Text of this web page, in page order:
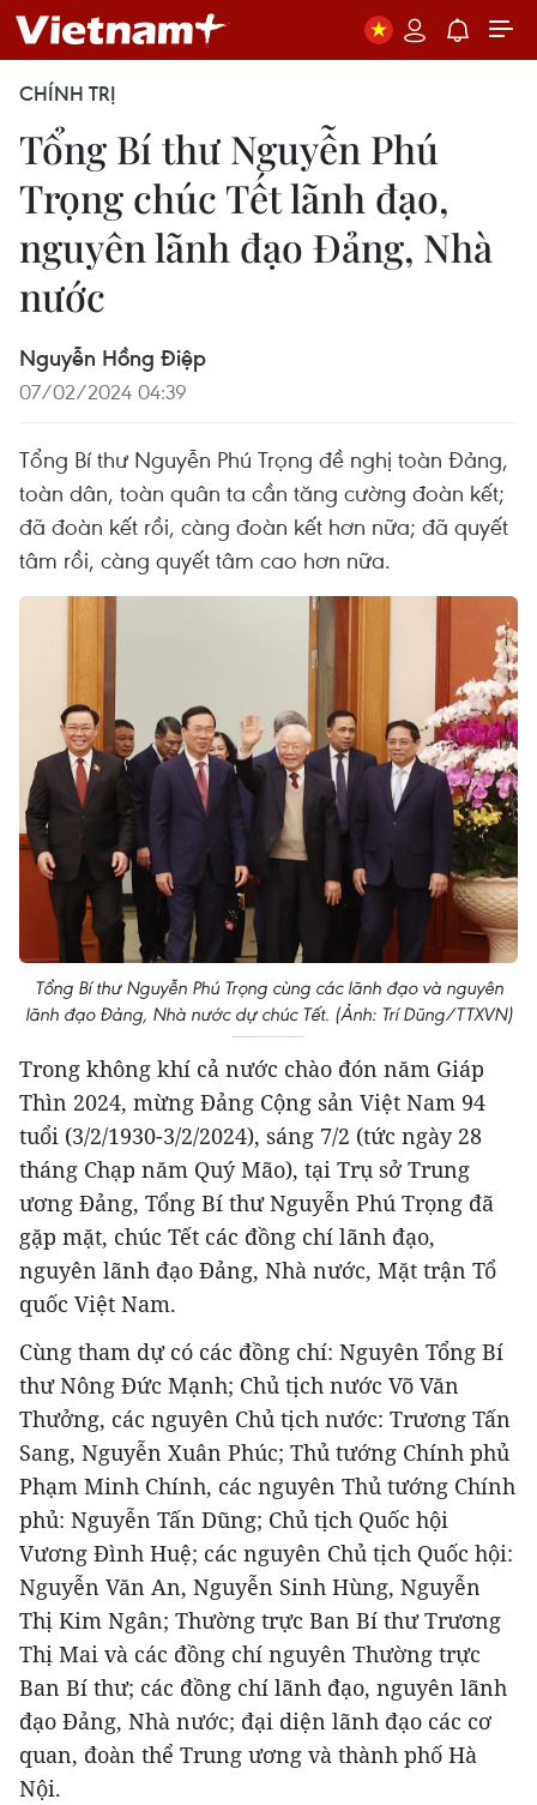
CHÍNH TRỊ
Tổng Bí thư Nguyễn Phú
Trọng chúc Tết lãnh đạo,
nguyên lãnh đạo Đảng, Nhà
nước
Nguyễn Hồng Điệp
07/02/2024 04:39
Tổng Bí thư Nguyễn Phú Trọng đề nghị toàn Đảng,
toàn dân, toàn quân ta cần tăng cường đoàn kết;
đã đoàn kết rồi, càng đoàn kết hơn nữa; đã quyết
tâm rồi, càng quyết tâm cao hơn nữa.
Tổng Bí thư Nguyễn Phú Trọng cùng các lãnh đạo và nguyên
lãnh đạo Đảng, Nhà nước dự chúc Tết. (Ảnh: Trí Dũng/TTXVN)
Trong không khí cả nước chào đón năm Giáp
Thìn 2024, mừng Đảng Cộng sản Việt Nam 94
tuổi (3/2/1930-3/2/2024), sáng 7/2 (tức ngày 28
tháng Chạp năm Quý Mão), tại Trụ sở Trung
ương Đảng, Tổng Bí thư Nguyễn Phú Trọng đã
gặp mặt, chúc Tết các đồng chí lãnh đạo,
nguyên lãnh đạo Đảng, Nhà nước, Mặt trận Tổ
quốc Việt Nam.
Cùng tham dự có các đồng chí: Nguyên Tổng Bí
thư Nông Đức Mạnh; Chủ tịch nước Võ Văn
Thưởng, các nguyên Chủ tịch nước: Trương Tấn
Sang, Nguyễn Xuân Phúc; Thủ tướng Chính phủ
Phạm Minh Chính, các nguyên Thủ tướng Chính
phủ: Nguyễn Tấn Dũng; Chủ tịch Quốc hội
Vương Đình Huệ; các nguyên Chủ tịch Quốc hội:
Nguyễn Văn An, Nguyễn Sinh Hùng, Nguyễn
Thị Kim Ngân; Thường trực Ban Bí thư Trương
Thị Mai và các đồng chí nguyên Thường trực
Ban Bí thư; các đồng chí lãnh đạo, nguyên lãnh
đạo Đảng, Nhà nước; đại diện lãnh đạo các cơ
quan, đoàn thể Trung ương và thành phố Hà
Nội.